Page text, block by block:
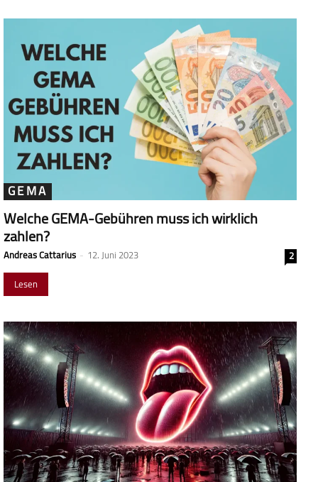
GEMA
Welche GEMA-Gebühren muss ich wirklich
zahlen?
Andreas Cattarius - 12. Juni 2023
2
Lesen